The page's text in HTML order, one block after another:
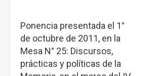
Ponencia presentada el 1°
de octubre de 2011, en la
Mesa N° 25: Discursos,
prácticas y políticas de la